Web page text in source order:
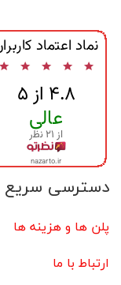
دسترسی سریع
پلن ها و هزینه ها
ارتباط با ما